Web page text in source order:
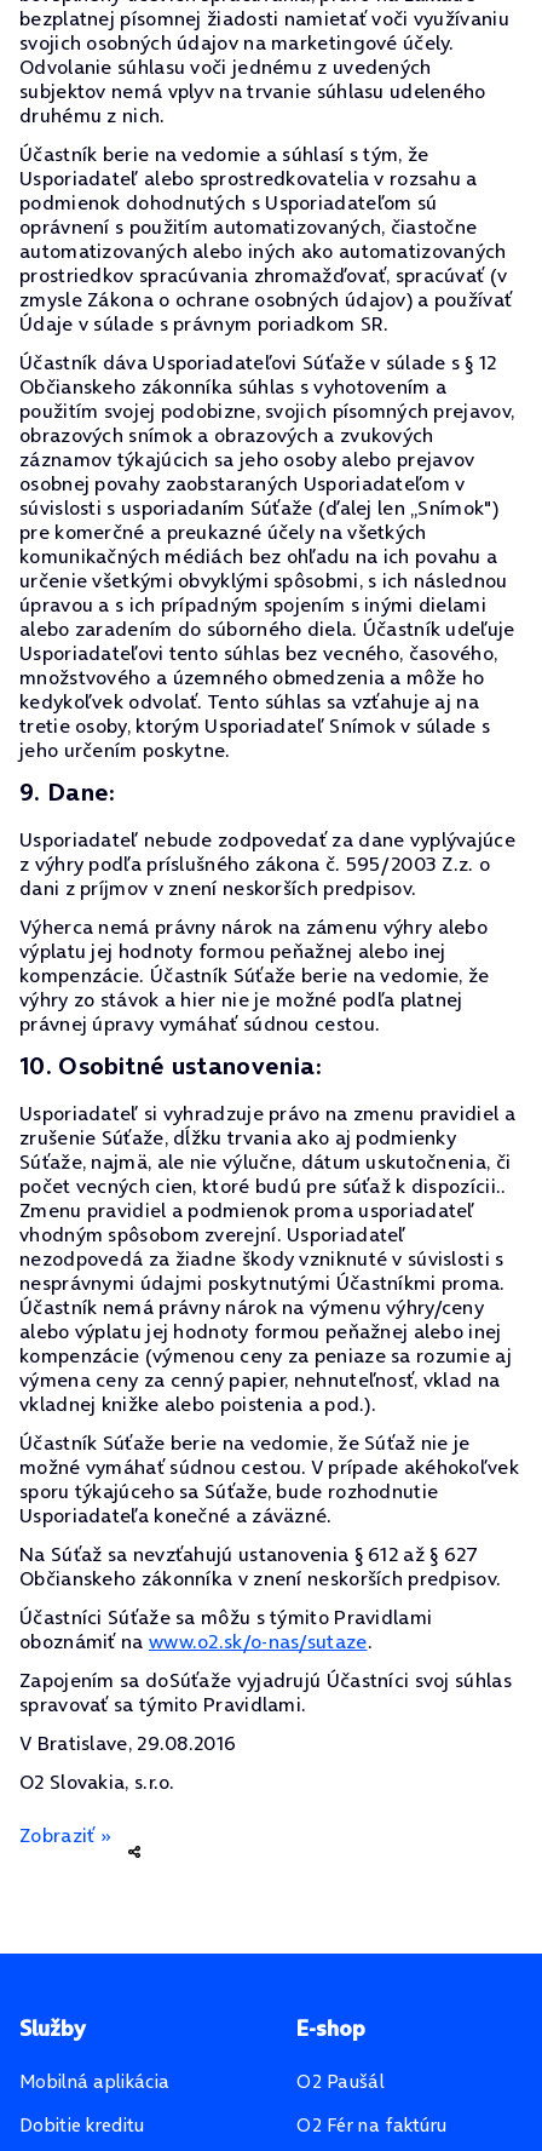
bezplatnej písomnej žiadosti namietať voči využívaniu
svojich osobných údajov na marketingové účely.
Odvolanie súhlasu voči jednému z uvedených
subjektov nemá vplyv na trvanie súhlasu udeleného
druhému z nich.
Účastník berie na vedomie a súhlasí s tým, že
Usporiadateľ alebo sprostredkovatelia v rozsahu a
podmienok dohodnutých s Usporiadateľom sú
oprávnení s použitím automatizovaných, čiastočne
automatizovaných alebo iných ako automatizovaných
prostriedkov spracúvania zhromažďovať, spracúvať (v
zmysle Zákona o ochrane osobných údajov) a používať
Údaje v súlade s právnym poriadkom SR.
Účastník dáva Usporiadateľovi Súťaže v súlade s § 12
Občianskeho zákonníka súhlas s vyhotovením a
použitím svojej podobizne, svojich písomných prejavov,
obrazových snímok a obrazových a zvukových
záznamov týkajúcich sa jeho osoby alebo prejavov
osobnej povahy zaobstaraných Usporiadateľom v
súvislosti s usporiadaním Súťaže (ďalej len „Snímok")
pre komerčné a preukazné účely na všetkých
komunikačných médiách bez ohľadu na ich povahu a
určenie všetkými obvyklými spôsobmi, s ich následnou
úpravou a s ich prípadným spojením s inými dielami
alebo zaradením do súborného diela. Účastník udeľuje
Usporiadateľovi tento súhlas bez vecného, časového,
množstvového a územného obmedzenia a môže ho
kedykoľvek odvolať. Tento súhlas sa vzťahuje aj na
tretie osoby, ktorým Usporiadateľ Snímok v súlade s
jeho určením poskytne.
9. Dane:
Usporiadateľ nebude zodpovedať za dane vyplývajúce
z výhry podľa príslušného zákona č. 595/2003 Z.z. o
dani z príjmov v znení neskorších predpisov.
Výherca nemá právny nárok na zámenu výhry alebo
výplatu jej hodnoty formou peňažnej alebo inej
kompenzácie. Účastník Súťaže berie na vedomie, že
výhry zo stávok a hier nie je možné podľa platnej
právnej úpravy vymáhať súdnou cestou.
10. Osobitné ustanovenia:
Usporiadateľ si vyhradzuje právo na zmenu pravidiel a
zrušenie Súťaže, dĺžku trvania ako aj podmienky
Súťaže, najmä, ale nie výlučne, dátum uskutočnenia, či
počet vecných cien, ktoré budú pre súťaž k dispozícii..
Zmenu pravidiel a podmienok proma usporiadateľ
vhodným spôsobom zverejní. Usporiadateľ
nezodpovedá za žiadne škody vzniknuté v súvislosti s
nesprávnymi údajmi poskytnutými Účastníkmi proma.
Účastník nemá právny nárok na výmenu výhry/ceny
alebo výplatu jej hodnoty formou peňažnej alebo inej
kompenzácie (výmenou ceny za peniaze sa rozumie aj
výmena ceny za cenný papier, nehnuteľnosť, vklad na
vkladnej knižke alebo poistenia a pod.).
Účastník Súťaže berie na vedomie, že Súťaž nie je
možné vymáhať súdnou cestou. V prípade akéhokoľvek
sporu týkajúceho sa Súťaže, bude rozhodnutie
Usporiadateľa konečné a záväzné.
Na Súťaž sa nevzťahujú ustanovenia § 612 až § 627
Občianskeho zákonníka v znení neskorších predpisov.
Účastníci Súťaže sa môžu s týmito Pravidlami
oboznámiť na www.o2.sk/o-nas/sutaze.
Zapojením sa doSúťaže vyjadrujú Účastníci svoj súhlas
spravovať sa týmito Pravidlami.
V Bratislave, 29.08.2016
O2 Slovakia, s.r.o.
Zobraziť »
Pätička stránky
Služby
Mobilná aplikácia
Dobitie kreditu
E-shop
O2 Paušál
O2 Fér na faktúru